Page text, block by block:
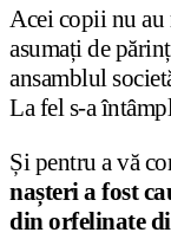
Acei copii nu
asumați de
ansamblul
La fel s-a
Și pentru a vă
nașteri a fost
din orfelinate